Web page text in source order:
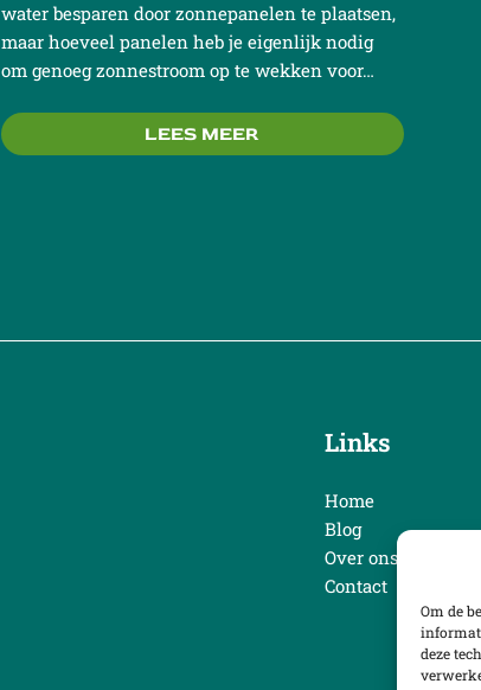
Om de
deze
water besparen door zonnepanelen te plaatsen,
maar hoeveel panelen heb je eigenlijk nodig
om genoeg zonnestroom op te wekken voor…
LEES MEER
Links
Home
Blog
Over ons
Contact